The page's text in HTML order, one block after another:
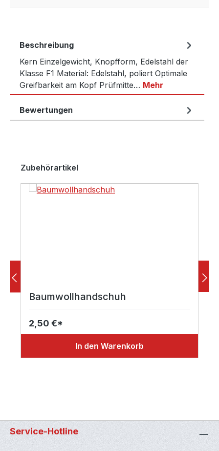
Beschreibung
Kern Einzelgewicht, Knopfform, Edelstahl der
Klasse F1 Material: Edelstahl, poliert Optimale
Greifbarkeit am Kopf Prüfmitte… Mehr
Bewertungen
Produktgalerie überspringen
Zubehörartikel
Baumwollhandschuh
2,50 €*
In den Warenkorb
Service-Hotline